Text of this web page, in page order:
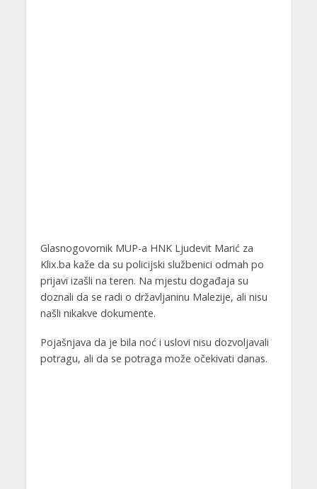
Glasnogovornik MUP-a HNK Ljudevit Marić za
Klix.ba kaže da su policijski službenici odmah po
prijavi izašli na teren. Na mjestu događaja su
doznali da se radi o državljaninu Malezije, ali nisu
našli nikakve dokumente.
Pojašnjava da je bila noć i uslovi nisu dozvoljavali
potragu, ali da se potraga može očekivati danas.